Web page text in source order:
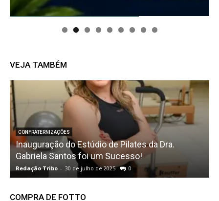
VEJA TAMBÉM
CONFRATERNIZAÇÕES
Inauguração do Estúdio de Pilates da Dra.
Gabriela Santos foi um Sucesso!
Redação Tribo - 30 de julho de 2025 0
COMPRA DE FOTTO